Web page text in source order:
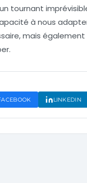
tournant
à nous
mais également
LINKEDIN